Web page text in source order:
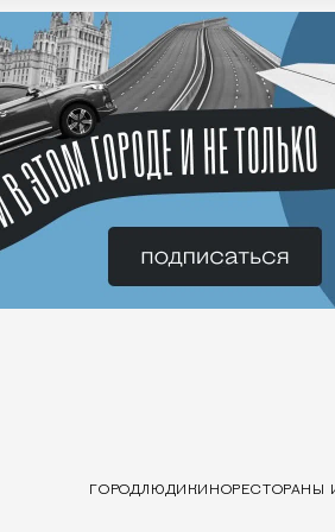
ГОРОДЛЮДИ КИНОРЕСТОРАНЫ